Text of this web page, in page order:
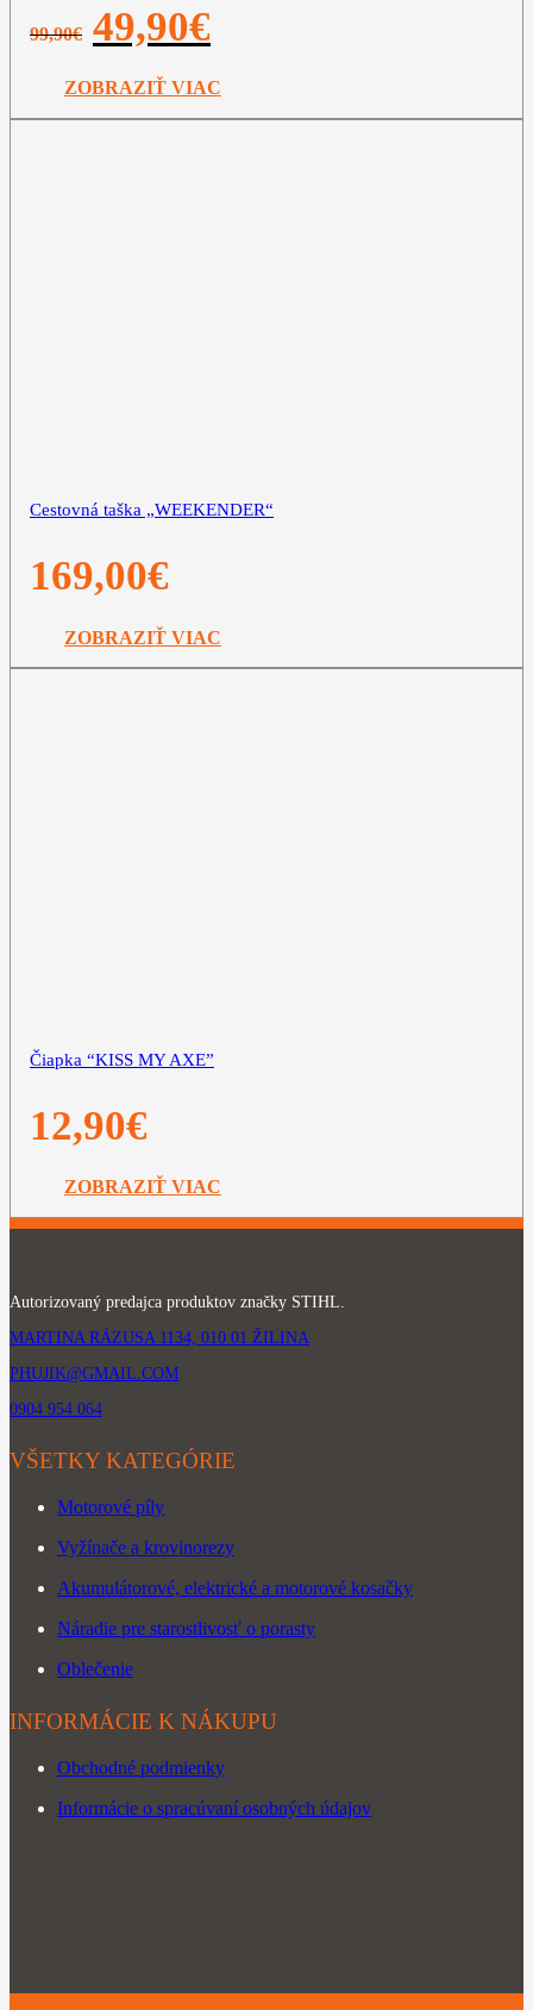
99,90€
Pôvodná
cena
99,90€.
49,90€
49,90€.
ZOBRAZIŤ VIAC
Cestovná taška „WEEKENDER“
169,00€
ZOBRAZIŤ VIAC
Čiapka “KISS MY AXE”
12,90€
ZOBRAZIŤ VIAC
Autorizovaný predajca produktov značky STIHL.
MARTINA RÁZUSA 1134, 010 01 ŽILINA
PHUJIK@GMAIL.COM
0904 954 064
VŠETKY KATEGÓRIE
Motorové píly
Vyžínače a krovinorezy
Akumulátorové, elektrické a motorové kosačky
Náradie pre starostlivosť o porasty
Oblečenie
INFORMÁCIE K NÁKUPU
Obchodné podmienky
Informácie o spracúvaní osobných údajov